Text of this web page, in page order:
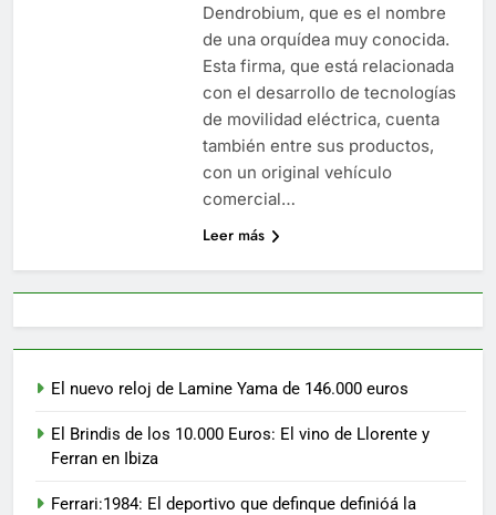
Dendrobium, que es el nombre
de una orquídea muy conocida.
Esta firma, que está relacionada
con el desarrollo de tecnologías
de movilidad eléctrica, cuenta
también entre sus productos,
con un original vehículo
comercial…
Leer más
El nuevo reloj de Lamine Yama de 146.000 euros
El Brindis de los 10.000 Euros: El vino de Llorente y
Ferran en Ibiza
Ferrari:1984: El deportivo que definque definióá la